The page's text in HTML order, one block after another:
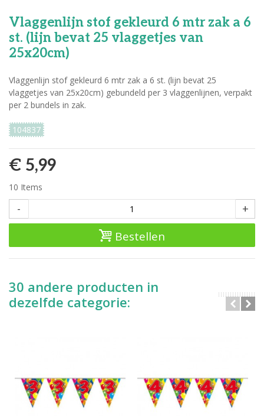
Vlaggenlijn stof gekleurd 6 mtr zak a 6
st. (lijn bevat 25 vlaggetjes van
25x20cm)
Vlaggenlijn stof gekleurd 6 mtr zak a 6 st. (lijn bevat 25
vlaggetjes van 25x20cm) gebundeld per 3 vlaggenlijnen, verpakt
per 2 bundels in zak.
104837
€ 5,99
10 Items
- +
Bestellen
30 andere producten in
dezelfde categorie: